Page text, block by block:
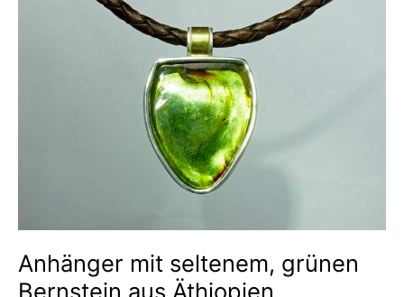
Anhänger mit seltenem, grünen
Bernstein aus Äthiopien